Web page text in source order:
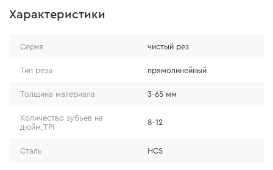
увеличивающимся шагом позволяет применять
полотно для материалов различной плотности;
зубья японского типа, обеспечивает чистое
пиление;
полотно из высокоуглеродистой стали (HCS)
Характеристики
Серия чистый рез
Тип реза прямолинейный
Толщина материала 3-65 мм
Количество зубьев на
дюйм,TPI
8-12
Сталь HCS